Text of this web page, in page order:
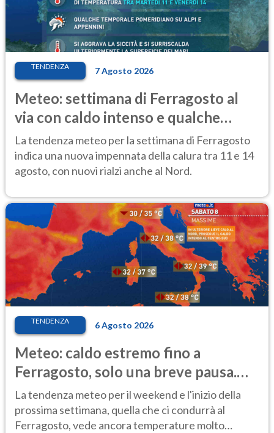
TENDENZA 7 Agosto 2026
Meteo: settimana di Ferragosto al
via con caldo intenso e qualche
temporale
La tendenza meteo per la settimana di Ferragosto
indica una nuova impennata della calura tra 11 e 14
agosto, con nuovi rialzi anche al Nord.
TENDENZA 6 Agosto 2026
Meteo: caldo estremo fino a
Ferragosto, solo una breve pausa.
Ecco dove
La tendenza meteo per il weekend e l'inizio della
prossima settimana, quella che ci condurrà al
Ferragosto, vede ancora temperature molto